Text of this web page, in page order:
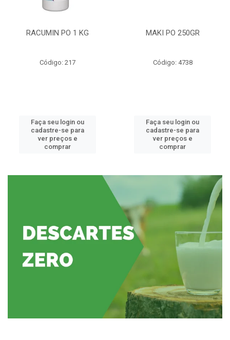
RACUMIN PO 1 KG
Código: 217
Faça seu login ou
cadastre-se para
ver preços e
comprar
MAKI PO 250GR
Código: 4738
Faça seu login ou
cadastre-se para
ver preços e
comprar